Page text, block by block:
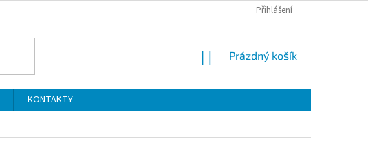
Přihlášení
NÁKUPNÍ
Prázdný košík
KONTAKTY